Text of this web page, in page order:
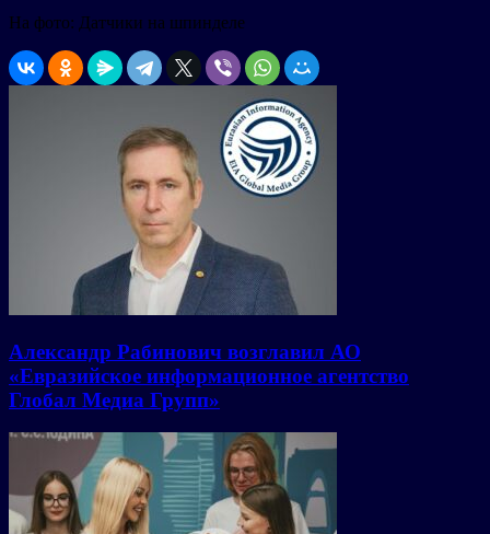
На фото: Датчики на шпинделе
Александр Рабинович возглавил АО
«Евразийское информационное агентство
Глобал Медиа Групп»